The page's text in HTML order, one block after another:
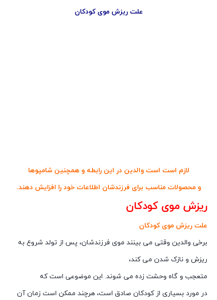
علت ریزش موی کودکان
لازم است است والدین در این رابطه و همچنین شامپوها
و محصولات مناسب برای فرزندشان اطلاعات خود را افزایش دهند.
ریزش موی کودکان
علت ریزش موی کودکان
برخی والدین وقتی می بینند موی فرزندشان، پس از تولد شروع به
ریزش و نازک شدن می کند،
متعجب و گاه وحشت زده می شوند. این موضوعی است که
در مورد بسیاری از کودکان صادق است، هرچند ممکن است زمان آن